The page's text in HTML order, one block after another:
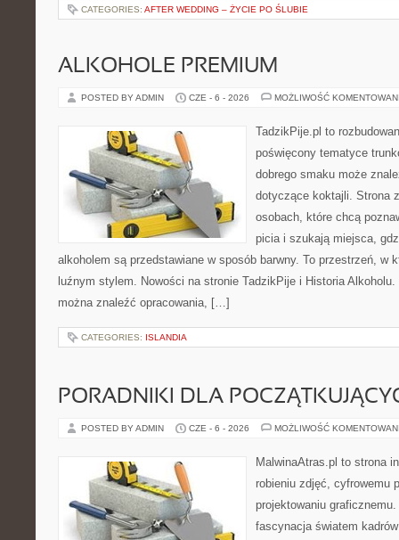
CATEGORIES: AFTER WEDDING – ŻYCIE PO ŚLUBIE
ALKOHOLE PREMIUM
POSTED BY ADMIN CZE - 6 - 2026 MOŻLIWOŚĆ
TadzikPije.pl to
poświęcony tematyce
dobrego smaku może
dotyczące koktajli. Strona
osobach, które chcą
picia i szukają miejsca,
alkoholem są przedstawiane w sposób barwny. To przestrzeń, w
luźnym stylem. Nowości na stronie TadzikPije i Historia
można znaleźć opracowania, […]
CATEGORIES: ISLANDIA
PORADNIKI DLA
POSTED BY ADMIN CZE - 6 - 2026 MOŻLIWOŚĆ
MalwinaAtras.pl to strona
robieniu zdjęć, cyfrowemu
projektowaniu
fascynacja światem